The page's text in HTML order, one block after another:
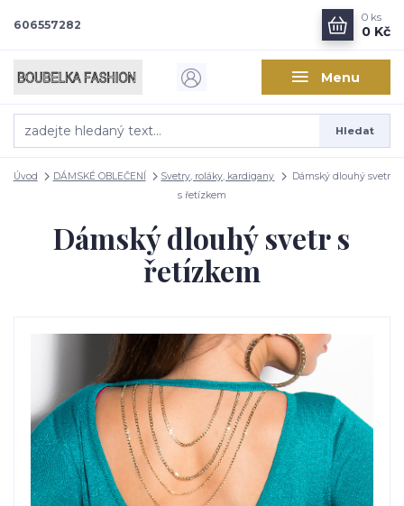
Menu
Hledat
606557282
0 ks
0 Kč
Úvod DÁMSKÉ OBLEČENÍ Svetry, roláky, kardigany
Dámský dlouhý svetr
s řetízkem
Dámský dlouhý svetr s
řetízkem